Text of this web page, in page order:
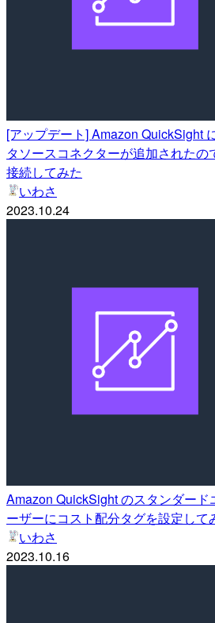
[アップデート] Amazon QuickSight
タソースコネクターが追加されたの
接続してみた
いわさ
2023.10.24
Amazon QuickSight のスタンダー
ーザーにコスト配分タグを設定して
いわさ
2023.10.16